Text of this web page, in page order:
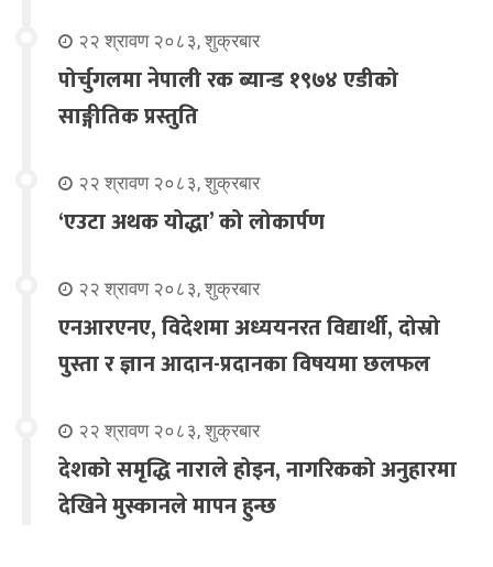
२२ श्रावण २०८३, शुक्रबार
पोर्चुगलमा नेपाली रक ब्यान्ड १९७४ एडीको
साङ्गीतिक प्रस्तुति
२२ श्रावण २०८३, शुक्रबार
‘एउटा अथक योद्धा’ को लोकार्पण
२२ श्रावण २०८३, शुक्रबार
एनआरएनए, विदेशमा अध्ययनरत विद्यार्थी, दोस्रो
पुस्ता र ज्ञान आदान-प्रदानका विषयमा छलफल
२२ श्रावण २०८३, शुक्रबार
देशको समृद्धि नाराले होइन, नागरिकको अनुहारमा
देखिने मुस्कानले मापन हुन्छ